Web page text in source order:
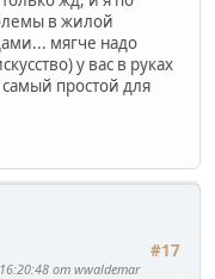
в жилой
мягче надо
у вас в руках
простой для
#17
от wwaldemar